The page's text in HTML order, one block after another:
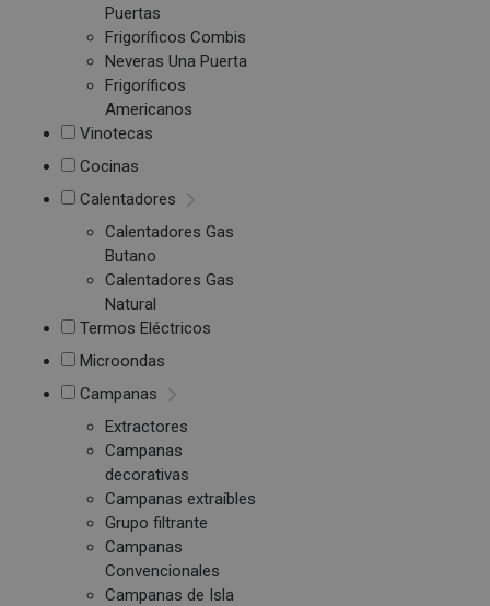
Puertas
Frigoríficos Combis
Neveras Una Puerta
Frigoríficos
Americanos
Vinotecas
Cocinas
Calentadores
Calentadores Gas
Butano
Calentadores Gas
Natural
Termos Eléctricos
Microondas
Campanas
Extractores
Campanas
decorativas
Campanas extraíbles
Grupo filtrante
Campanas
Convencionales
Campanas de Isla